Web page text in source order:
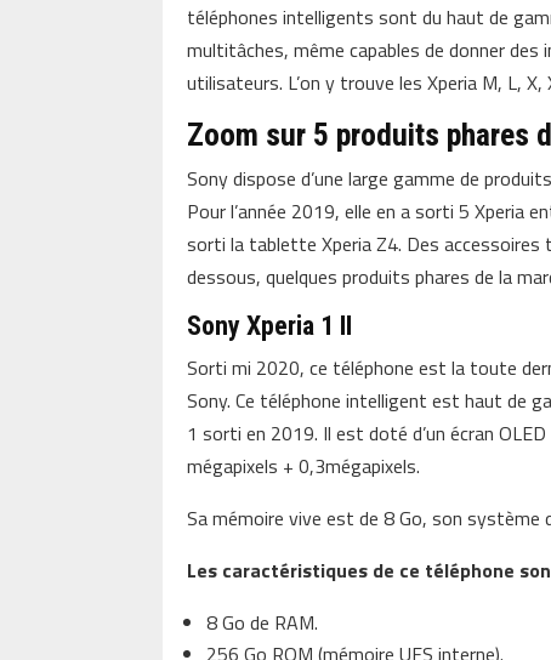
téléphones intelligents sont du haut de
multitâches, même capables de donner
utilisateurs. L’on y trouve les Xperia M, L, X,
Zoom sur 5 produits phares
Sony dispose d’une large gamme de
Pour l’année 2019, elle en a sorti 5 Xperia
sorti la tablette Xperia Z4. Des
dessous, quelques produits phares de la
Sony Xperia 1 II
Sorti mi 2020, ce téléphone est la toute
Sony. Ce téléphone intelligent est haut de
1 sorti en 2019. Il est doté d’un écran
mégapixels + 0,3mégapixels.
Sa mémoire vive est de 8 Go, son système
Les caractéristiques de ce téléphone
8 Go de RAM.
256 Go ROM (mémoire UFS interne).